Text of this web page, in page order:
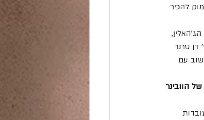
להכיר
דן טרנר
עם
הוובינר